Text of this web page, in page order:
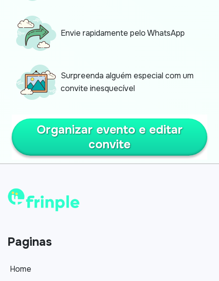
Envie rapidamente pelo WhatsApp
Surpreenda alguém especial com um
convite inesquecível
Organizar evento e editar
convite
Paginas
Home